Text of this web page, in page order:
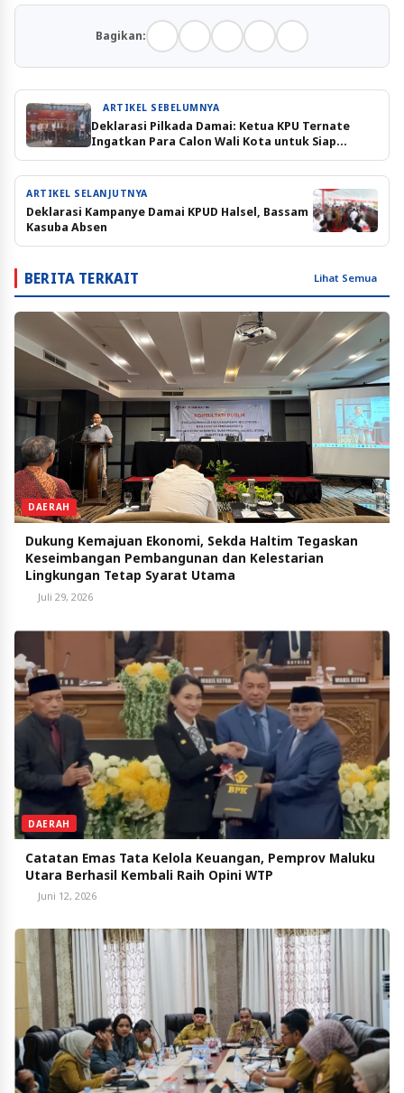
Bagikan:
ARTIKEL SEBELUMNYA
Deklarasi Pilkada Damai: Ketua KPU Ternate
Ingatkan Para Calon Wali Kota untuk Siap
Menang dan Kalah
ARTIKEL SELANJUTNYA
Deklarasi Kampanye Damai KPUD Halsel, Bassam
Kasuba Absen
BERITA TERKAIT Lihat Semua
DAERAH
Dukung Kemajuan Ekonomi, Sekda Haltim Tegaskan
Keseimbangan Pembangunan dan Kelestarian
Lingkungan Tetap Syarat Utama
Juli 29, 2026
DAERAH
Catatan Emas Tata Kelola Keuangan, Pemprov Maluku
Juni 12, 2026